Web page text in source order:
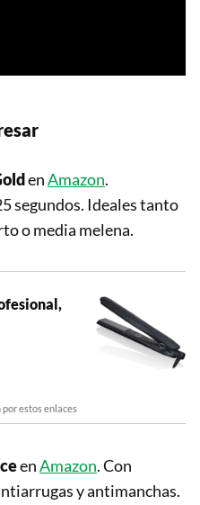
enAmazon.
segundos. Ideales tanto
o media melena.
estos enlaces
enAmazon. Con
y antimanchas.